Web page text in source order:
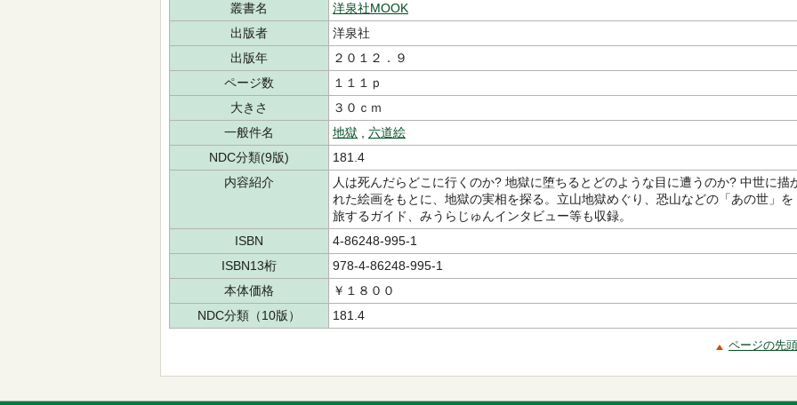
叢書名
洋泉社MOOK
出版者
洋泉社
出版年
２０１２．９
ページ数
１１１ｐ
大きさ
３０ｃｍ
一般件名
地獄
六道絵
NDC分類(9版)
181.4
内容紹介
人は死んだらどこに行くのか? 地獄に堕ちるとどのような目に遭うのか? 中世に描
れた絵画をもとに、地獄の実相を探る。立山地獄めぐり、恐山などの「あの世」を
旅するガイド、みうらじゅんインタビュー等も収録。
ISBN
4-86248-995-1
ISBN13桁
978-4-86248-995-1
本体価格
￥１８００
NDC分類（10版）
181.4
ページの先